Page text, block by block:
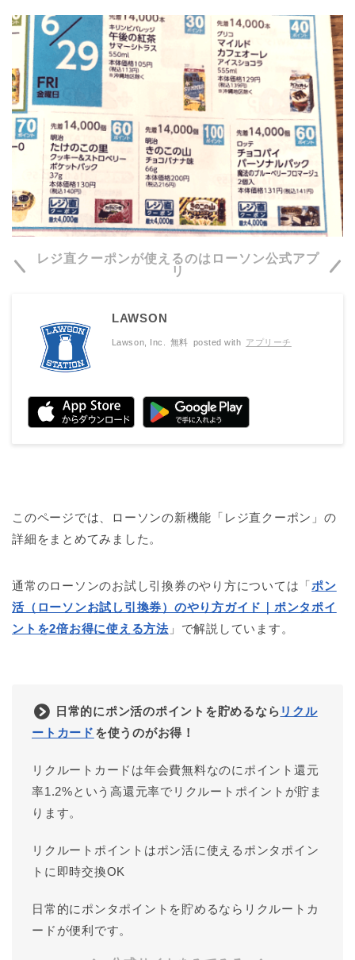
レジ直クーポンが使えるのはローソン公式アプ
リ
LAWSON
Lawson, Inc. 無料 posted with アプリーチ
このページでは、ローソンの新機能「レジ直クーポン」の
詳細をまとめてみました。
通常のローソンのお試し引換券のやり方については「ポン
活（ローソンお試し引換券）のやり方ガイド｜ポンタポイ
ントを2倍お得に使える方法」で解説しています。
日常的にポン活のポイントを貯めるなら リクル
ートカード を使うのがお得！
リクルートカードは年会費無料なのにポイント還元
率1.2%という高還元率でリクルートポイントが貯ま
ります。
リクルートポイントはポン活に使えるポンタポイン
トに即時交換OK
日常的にポンタポイントを貯めるならリクルートカ
ードが便利です。